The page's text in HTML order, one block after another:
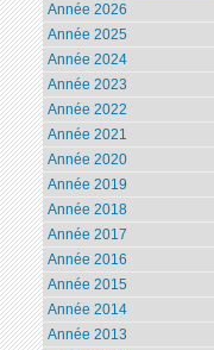
Année 2026
Année 2025
Année 2024
Année 2023
Année 2022
Année 2021
Année 2020
Année 2019
Année 2018
Année 2017
Année 2016
Année 2015
Année 2014
Année 2013